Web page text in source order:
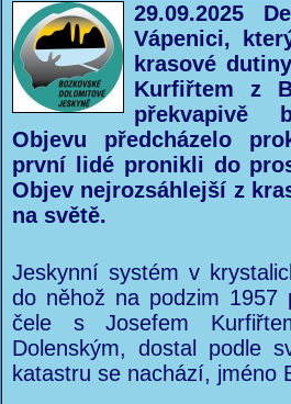
29.09.2025
Vápenici,
krasové
Kurfiřtem z
překvapivě
Objevu předcházelo
první lidé pronikli do
Objev nejrozsáhlejší z
na světě.
Jeskynní systém v
do něhož na podzim 1957
čele s Josefem
Dolenským, dostal podle
katastru se nachází, jméno